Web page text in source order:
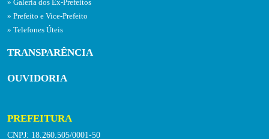
Galeria dos Ex-Prefeitos
Prefeito e Vice-Prefeito
Telefones Úteis
TRANSPARÊNCIA
OUVIDORIA
PREFEITURA
CNPJ: 18.260.505/0001-50